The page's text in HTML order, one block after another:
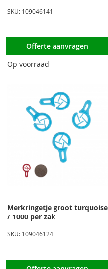
SKU: 109046141
Offerte aanvragen
Op voorraad
Merkringetje groot turquoise
/ 1000 per zak
SKU: 109046124